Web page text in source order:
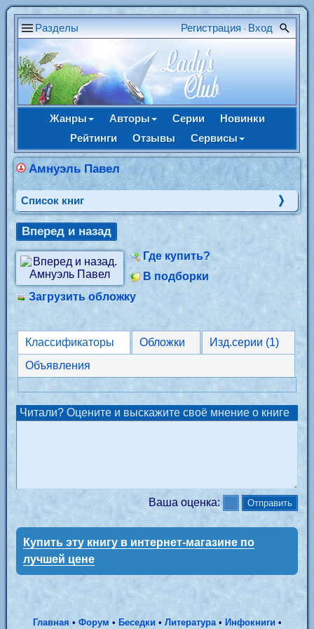
Разделы Регистрация • Вход
Жанры Авторы Серии
Новинки
Рейтинги
Отзывы Сервисы
Амнуэль Павел
Cписок книг
Вперед и назад
Где купить?
В подборки
Загрузить обложку
Классификаторы Обложки
Изд.серии (1)
Объявления
Читали? Оцените и выскажите своё мнение о книге
Ваша оценка:
Купить эту книгу в интернет-магазине по
лучшей цене
Главная • Форум• Беседки• Литература• Инфокниги •